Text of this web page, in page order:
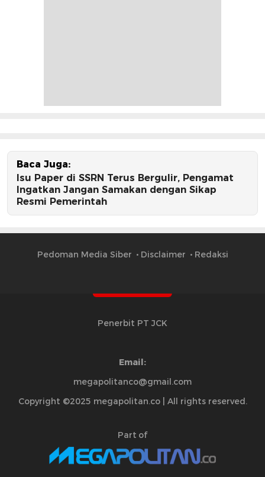
Baca Juga:
Isu Paper di SSRN Terus Bergulir, Pengamat
Ingatkan Jangan Samakan dengan Sikap
Resmi Pemerintah
Pedoman Media Siber Disclaimer Redaksi
Penerbit PT JCK
Email:
megapolitanco@gmail.com
Copyright ©2025 megapolitan.co | All rights reserved.
Part of